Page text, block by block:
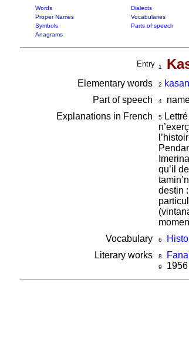
Words Dialects
Proper Names
Vocabularies
Symbols
Parts of speech
Anagrams
Entry 1
Elementary words 2
Part of speech
4name
Explanations in French
5Lettré
qu’il
destin
Vocabulary 6
Literary works
8
9 1956